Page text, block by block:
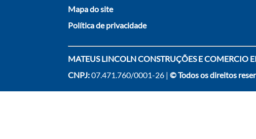
Mapa do site
Política de privacidade
MATEUS LINCOLN CONSTRUÇÕES E COMERCIO
CNPJ:07.471.760/0001-26 |© Todos os direitos